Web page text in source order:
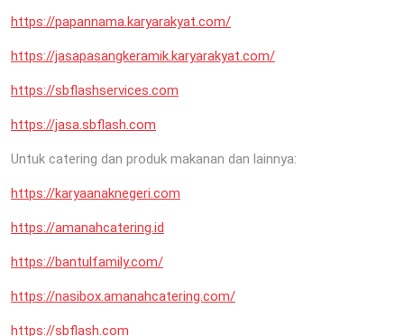
https://papannama.karyarakyat.com/
https://jasapasangkeramik.karyarakyat.com/
https://sbflashservices.com
https://jasa.sbflash.com
Untuk catering dan produk makanan dan lainnya:
https://karyaanaknegeri.com
https://amanahcatering.id
https://bantulfamily.com/
https://nasibox.amanahcatering.com/
https://sbflash.com